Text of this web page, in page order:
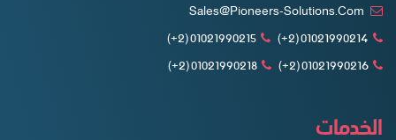
01021990214 (2+)
01021990215 (2+)
01021990216 (2+)
01021990218 (2+)
الخدمات